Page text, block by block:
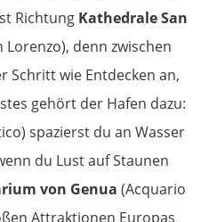
Richtung Kathedrale San
Lorenzo), denn zwischen
Schritt wie Entdecken an,
gehört der Hafen dazu:
spazierst du an Wasser
du Lust auf Staunen
von Genua (Acquario
Attraktionen Europas